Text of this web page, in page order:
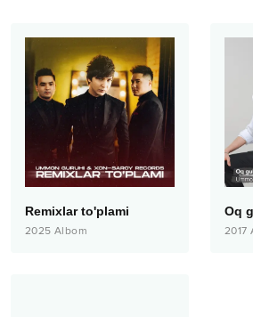
Remixlar to'plami
2025 Albom
Oq
2017